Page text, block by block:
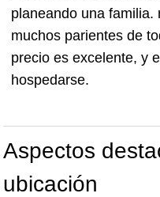
planeando una familia.
muchos parientes de
precio es excelente, y
hospedarse.
Aspectos
ubicación